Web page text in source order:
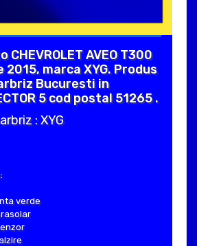
AVEO T300
marca XYG. Produs
Bucuresti in
5 cod postal 51265 .
: XYG
verde